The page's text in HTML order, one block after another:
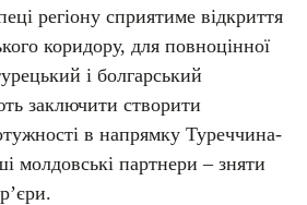
регіону сприятиме відкриття
коридору, для повноцінної
і болгарський
заключити створити
в напрямку Туреччина-
молдовські партнери – зняти